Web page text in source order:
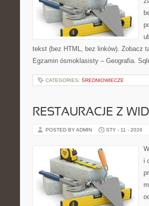
tekst (bez HTML, bez linków). Zobacz
Egzamin ósmoklasisty – Geografia.
CATEGORIES: ŚREDNIOWIECZE
RESTAURACJE Z
POSTED BY ADMIN STY - 11 - 2026
i